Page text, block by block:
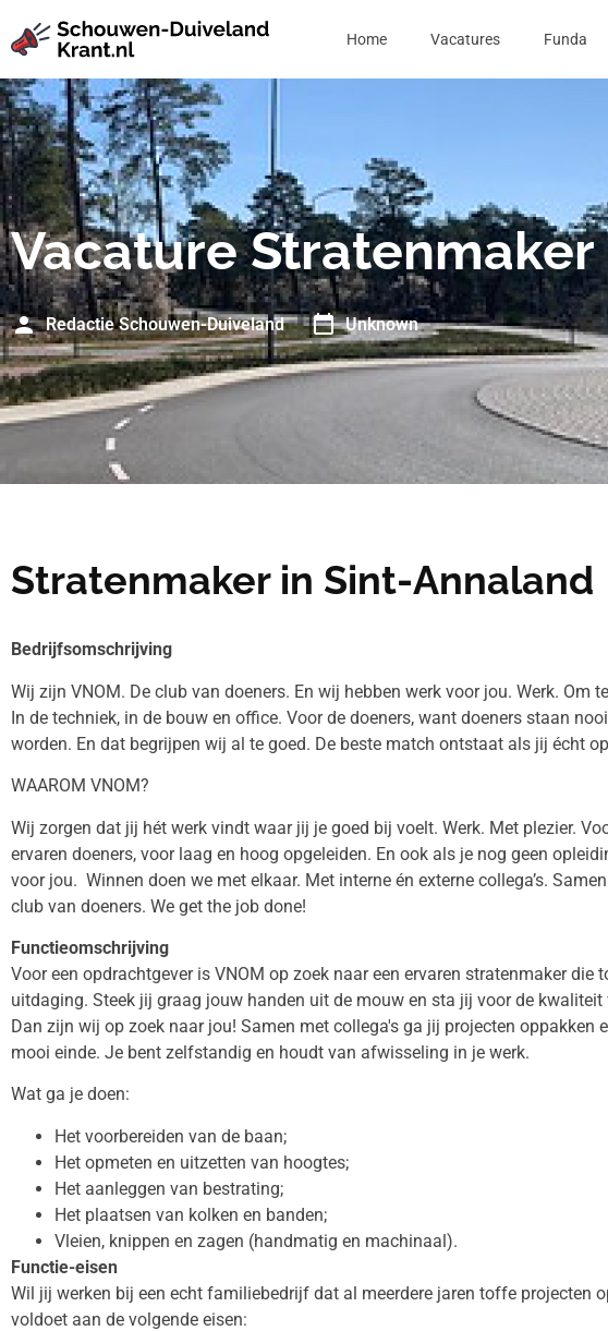
Home Vacatures Funda
Vacature Stratenmaker
Redactie Schouwen-Duiveland Unknown
Stratenmaker in Sint-Annaland
Bedrijfsomschrijving
Wij zijn VNOM. De club van doeners. En wij hebben werk voor jou. Werk. Om
In de techniek, in de bouw en office. Voor de doeners, want doeners staan
worden. En dat begrijpen wij al te goed. De beste match ontstaat als jij écht
WAAROM VNOM?
Wij zorgen dat jij hét werk vindt waar jij je goed bij voelt. Werk. Met plezier.
ervaren doeners, voor laag en hoog opgeleiden. En ook als je nog geen
voor jou. Winnen doen we met elkaar. Met interne én externe collega’s.
club van doeners. We get the job done!
Functieomschrijving
Voor een opdrachtgever is VNOM op zoek naar een ervaren stratenmaker die
uitdaging. Steek jij graag jouw handen uit de mouw en sta jij voor de kwaliteit
Dan zijn wij op zoek naar jou! Samen met collega's ga jij projecten oppakken
mooi einde. Je bent zelfstandig en houdt van afwisseling in je werk.
Wat ga je doen:
Het voorbereiden van de baan;
Het opmeten en uitzetten van hoogtes;
Het aanleggen van bestrating;
Het plaatsen van kolken en banden;
Vleien, knippen en zagen (handmatig en machinaal).
Functie-eisen
Wil jij werken bij een echt familiebedrijf dat al meerdere jaren toffe projecten
voldoet aan de volgende eisen: